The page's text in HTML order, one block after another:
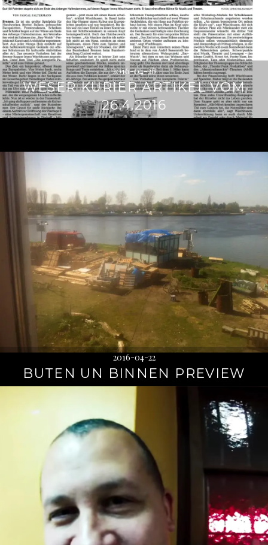
2016-04-26
WESER KURIER ARTIKEL VOM
26.4.2016
2016-04-22
BUTEN UN BINNEN PREVIEW